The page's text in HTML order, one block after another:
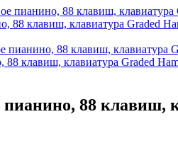
88 клавиш, клавиатура Graded
88 клавиш, клавиатура Graded
пианино, 88